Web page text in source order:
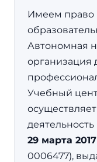
Имеем право
Автономная
организация
Учебный
29 марта
0006477),